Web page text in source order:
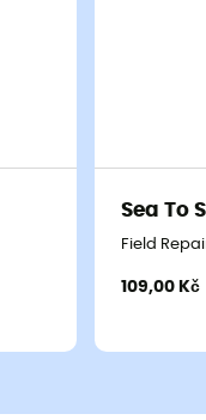
Sea To
Field
109,00 Kč